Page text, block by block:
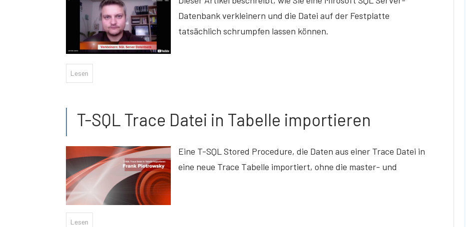
Datenbank verkleinern und die Datei auf der Festplatte
tatsächlich schrumpfen lassen können.
Lesen
T-SQL Trace Datei in Tabelle importieren
Eine T-SQL Stored Procedure, die Daten aus einer Trace Datei in
eine neue Trace Tabelle importiert, ohne die master- und
Lesen